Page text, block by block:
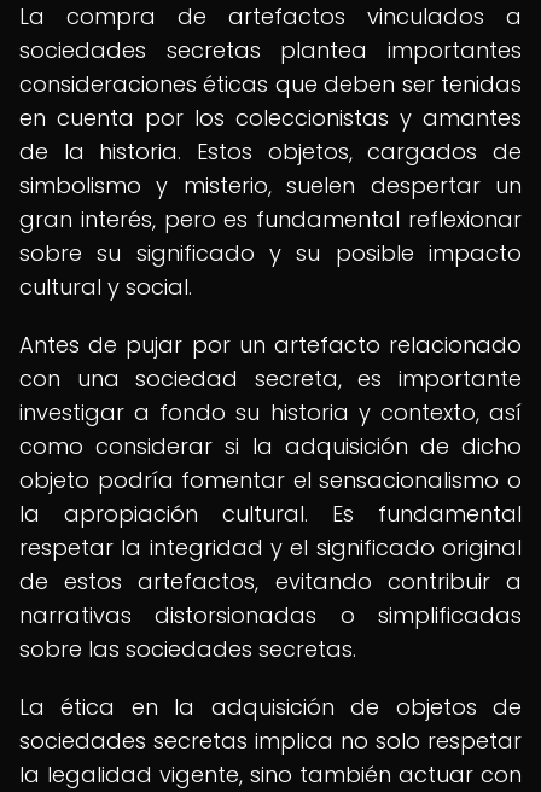
La compra de artefactos vinculados a
sociedades secretas plantea importantes
consideraciones éticas que deben ser tenidas
en cuenta por los coleccionistas y amantes
de la historia. Estos objetos, cargados de
simbolismo y misterio, suelen despertar un
gran interés, pero es fundamental reflexionar
sobre su significado y su posible impacto
cultural y social.
Antes de pujar por un artefacto relacionado
con una sociedad secreta, es importante
investigar a fondo su historia y contexto, así
como considerar si la adquisición de dicho
objeto podría fomentar el sensacionalismo o
la apropiación cultural. Es fundamental
respetar la integridad y el significado original
de estos artefactos, evitando contribuir a
narrativas distorsionadas o simplificadas
sobre las sociedades secretas.
La ética en la adquisición de objetos de
sociedades secretas implica no solo respetar
la legalidad vigente, sino también actuar con